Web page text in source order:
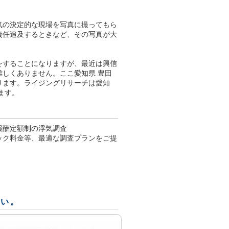
決定的な現場を写真に撮ってもら
追及するときなど、その写真が大
ることになりますが、最近は興信
くありません。ここ愛知県 豊田
す。ライジングリサーチは愛知
。
定額制の浮気調査
料金等、最適な調査プランをご提
。